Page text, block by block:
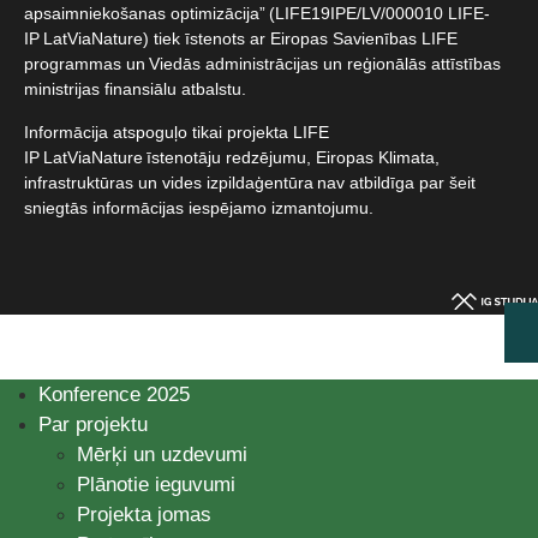
apsaimniekošanas optimizācija” (LIFE19IPE/LV/000010 LIFE-
IP LatViaNature) tiek īstenots ar Eiropas Savienības LIFE
programmas un Viedās administrācijas un reģionālās attīstības
ministrijas finansiālu atbalstu.​
Informācija atspoguļo tikai projekta LIFE
IP LatViaNature īstenotāju redzējumu, Eiropas Klimata,
infrastruktūras un vides izpildaģentūra nav atbildīga par šeit
sniegtās informācijas iespējamo izmantojumu.​
Konference 2025
Par projektu
Mērķi un uzdevumi
Plānotie ieguvumi
Projekta jomas